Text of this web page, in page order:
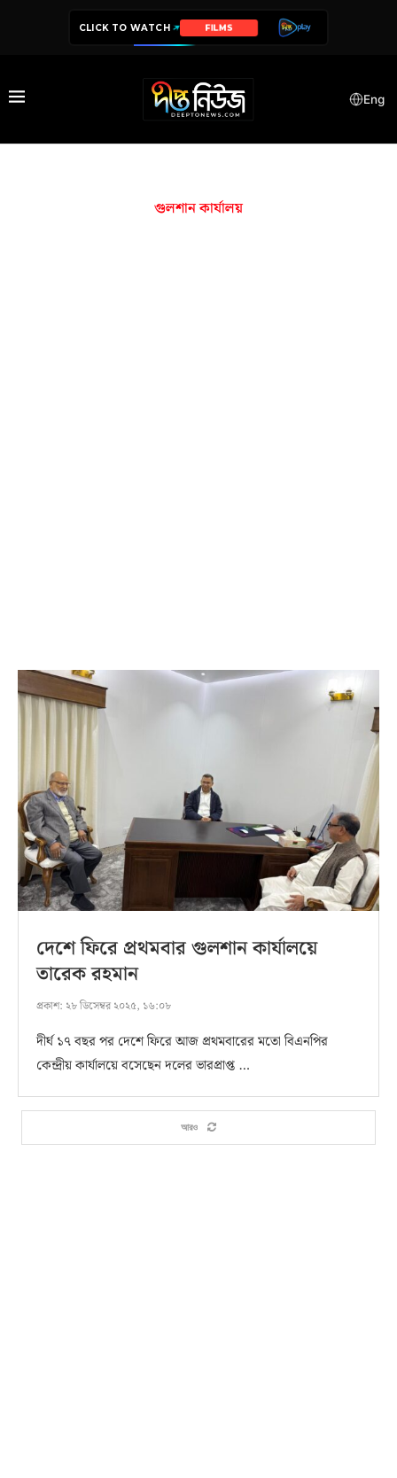
CLICK TO WATCH FILMS
Eng
গুলশান কার্যালয়
দেশে ফিরে প্রথমবার গুলশান কার্যালয়ে
তারেক রহমান
প্রকাশ: ২৮ ডিসেম্বর ২০২৫, ১৬:০৮
দীর্ঘ ১৭ বছর পর দেশে ফিরে আজ প্রথমবারের মতো বিএনপির
কেন্দ্রীয় কার্যালয়ে বসেছেন দলের ভারপ্রাপ্ত …
আরও